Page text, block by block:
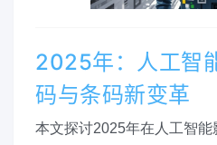
2025年：人工智
码与条码新变革
本文探讨2025年在人工智能